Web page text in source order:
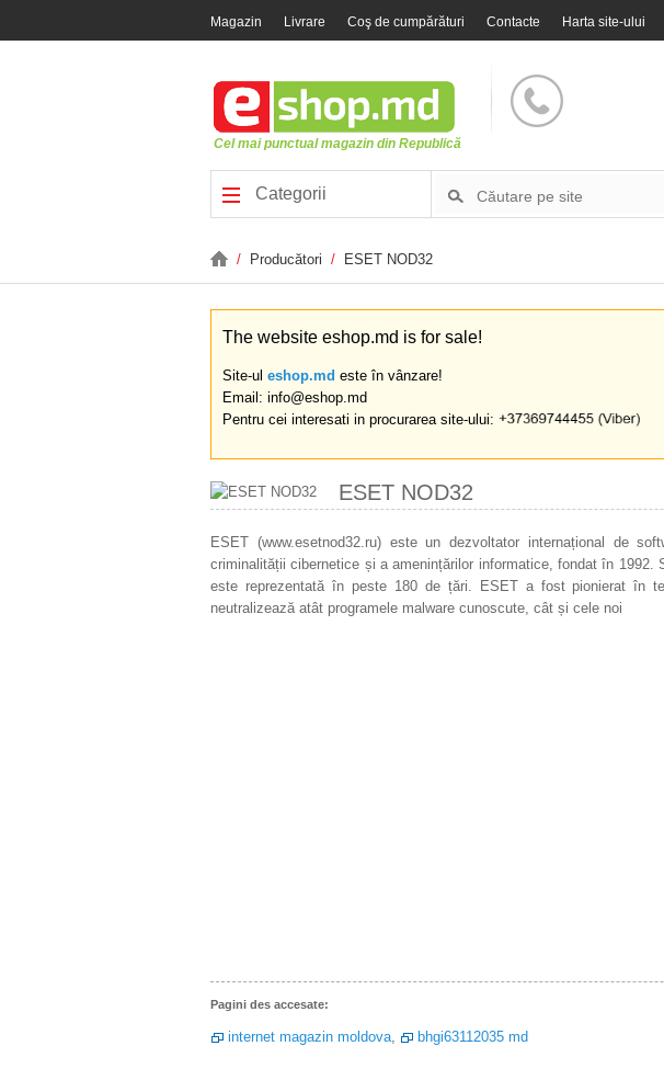
Magazin Livrare Coş de cumpărături Contacte Harta site-ului
Cel mai punctual magazin din Republică
Categorii
/ Producători / ESET NOD32
The website eshop.md is for sale!
Site-ul eshop.md este în vânzare!
Email: info@eshop.md
Pentru cei interesati in procurarea site-ului:
ESET NOD32
ESET (www.esetnod32.ru) este un dezvoltator internațional de
criminalității cibernetice și a amenințărilor informatice, fondat în
este reprezentată în peste 180 de țări. ESET a fost pionierat în
neutralizează atât programele malware cunoscute, cât și cele noi
Pagini des accesate:
internet magazin moldova, bhgi63112035 md